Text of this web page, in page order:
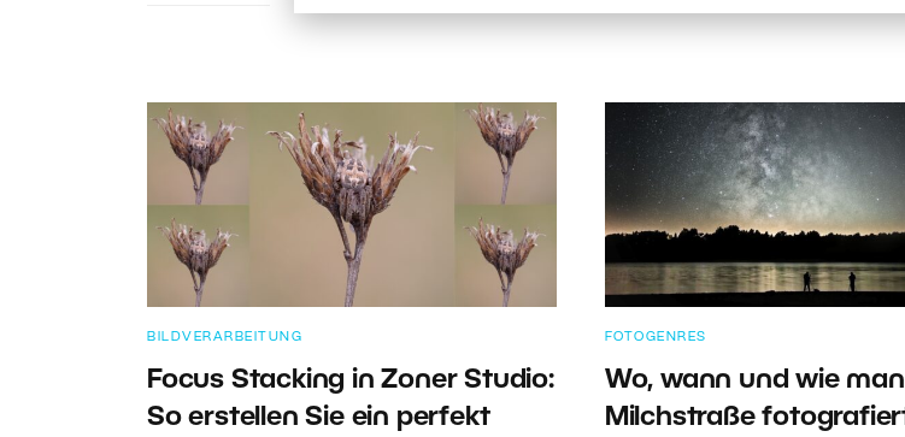
BILDVERARBEITUNG
Focus Stacking in Zoner Studio:
So erstellen Sie ein perfekt
FOTOGENRES
Wo, wann und wie
Milchstraße